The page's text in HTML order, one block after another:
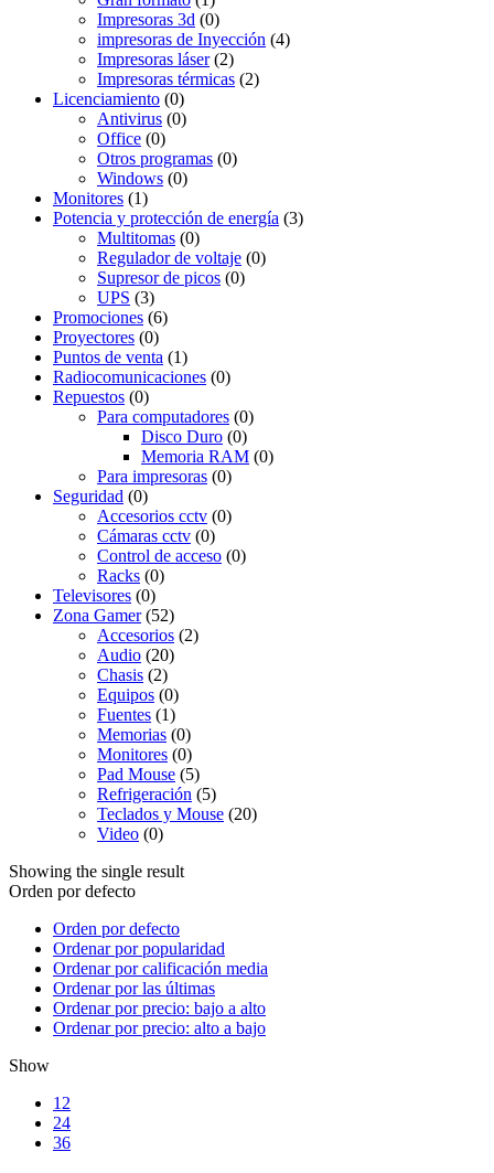
Impresoras 3d (0)
impresoras de Inyección (4)
Impresoras láser (2)
Impresoras térmicas (2)
Licenciamiento (0)
Antivirus (0)
Office (0)
Otros programas (0)
Windows (0)
Monitores (1)
Potencia y protección de energía (3)
Multitomas (0)
Regulador de voltaje (0)
Supresor de picos (0)
UPS (3)
Promociones (6)
Proyectores (0)
Puntos de venta (1)
Radiocomunicaciones (0)
Repuestos (0)
Para computadores (0)
Disco Duro (0)
Memoria RAM (0)
Para impresoras (0)
Seguridad (0)
Accesorios cctv (0)
Cámaras cctv (0)
Control de acceso (0)
Racks (0)
Televisores (0)
Zona Gamer (52)
Accesorios (2)
Audio (20)
Chasis (2)
Equipos (0)
Fuentes (1)
Memorias (0)
Monitores (0)
Pad Mouse (5)
Refrigeración (5)
Teclados y Mouse (20)
Video (0)
Showing the single result
Orden por defecto
Orden por defecto
Ordenar por popularidad
Ordenar por calificación media
Ordenar por las últimas
Ordenar por precio: bajo a alto
Ordenar por precio: alto a bajo
Show
12
24
36